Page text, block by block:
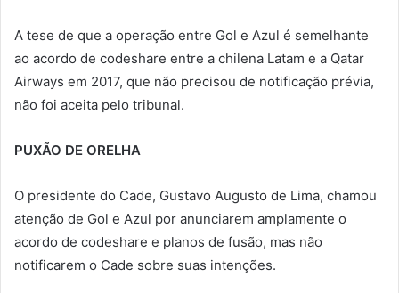
A tese de que a operação entre Gol e Azul é semelhante
ao acordo de codeshare entre a chilena Latam e a Qatar
Airways em 2017, que não precisou de notificação prévia,
não foi aceita pelo tribunal.
PUXÃO DE ORELHA
O presidente do Cade, Gustavo Augusto de Lima, chamou
atenção de Gol e Azul por anunciarem amplamente o
acordo de codeshare e planos de fusão, mas não
notificarem o Cade sobre suas intenções.